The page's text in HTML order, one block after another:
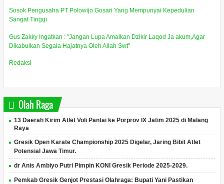
Sosok Pengusaha PT Polowijo Gosari Yang Mempunyai Kepedulian
Sangat Tinggi
Gus Zakky Ingatkan : "Jangan Lupa Amalkan Dzikir Laqod Ja akum,Agar
Dikabulkan Segala Hajatnya Oleh Allah Swt"
Redaksi
Olah Raga
13 Daerah Kirim Atlet Voli Pantai ke Porprov IX Jatim 2025 di Malang
Raya
Gresik Open Karate Championship 2025 Digelar, Jaring Bibit Atlet
Potensial Jawa Timur.
dr Anis Ambiyo Putri Pimpin KONI Gresik Periode 2025-2029.
Pemkab Gresik Genjot Prestasi Olahraga: Bupati Yani Pastikan